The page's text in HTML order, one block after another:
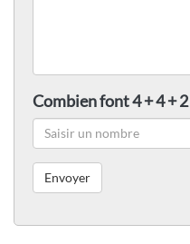
Combien font 4 + 4 + 2